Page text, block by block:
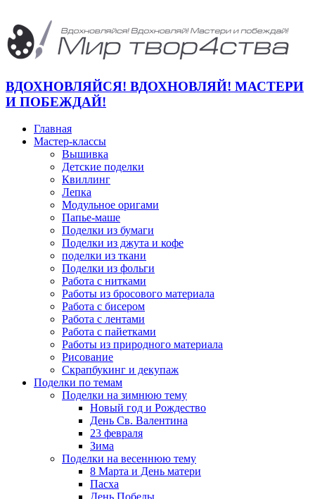
ВДОХНОВЛЯЙСЯ! ВДОХНОВЛЯЙ! МАСТЕРИ
И ПОБЕЖДАЙ!
Главная
Мастер-классы
Вышивка
Детские поделки
Квиллинг
Лепка
Модульное оригами
Папье-маше
Поделки из бумаги
Поделки из джута и кофе
поделки из ткани
Поделки из фольги
Работа с нитками
Работы из бросового материала
Работа с бисером
Работа с лентами
Работа с пайетками
Работы из природного материала
Рисование
Скрапбукинг и декупаж
Поделки по темам
Поделки на зимнюю тему
Новый год и Рождество
День Св. Валентина
23 февраля
Зима
Поделки на весеннюю тему
8 Марта и День матери
Пасха